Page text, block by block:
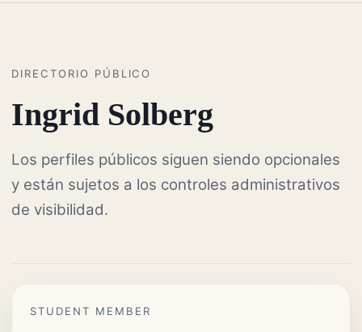
DIRECTORIO PÚBLICO
Ingrid Solberg
Los perfiles públicos siguen siendo opcionales
y están sujetos a los controles administrativos
de visibilidad.
STUDENT MEMBER